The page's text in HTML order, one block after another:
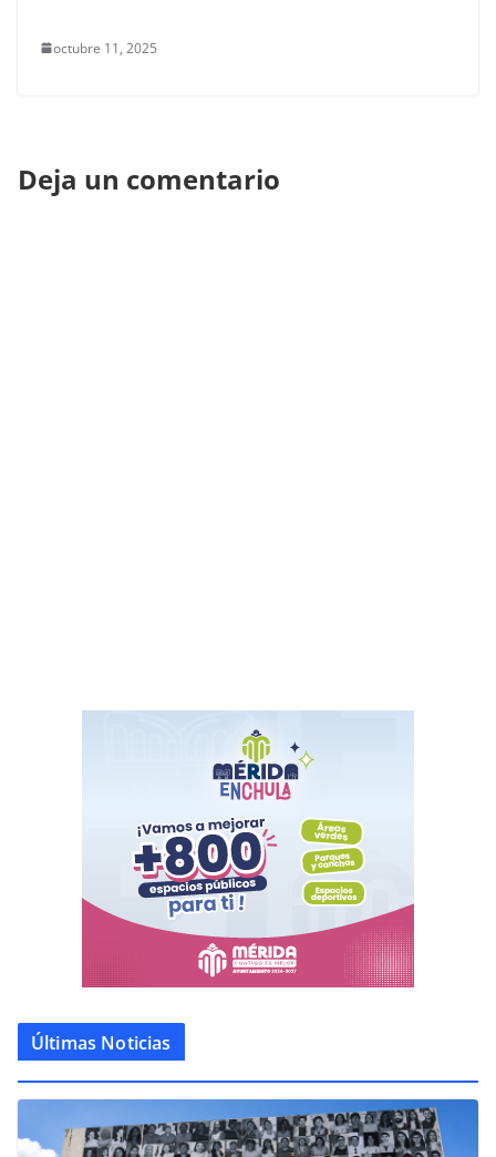
octubre 11, 2025
Deja un comentario
Últimas Noticias